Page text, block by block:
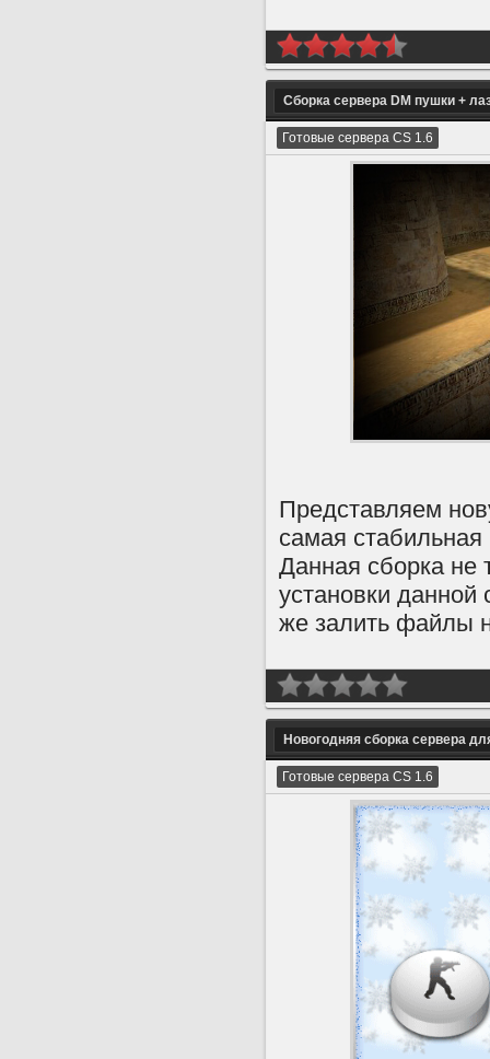
Сборка сервера DM пушки +
Готовые сервера CS 1.6
Представляем
самая стабильная
Данная сборка не
установки данной
же залить файлы
Новогодняя сборка сервера
Готовые сервера CS 1.6